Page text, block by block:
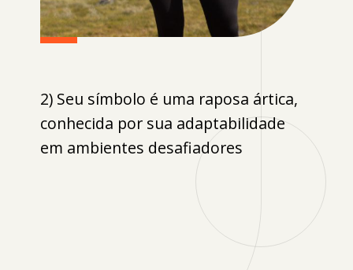
2) Seu símbolo é uma raposa ártica,
conhecida por sua adaptabilidade
em ambientes desafiadores